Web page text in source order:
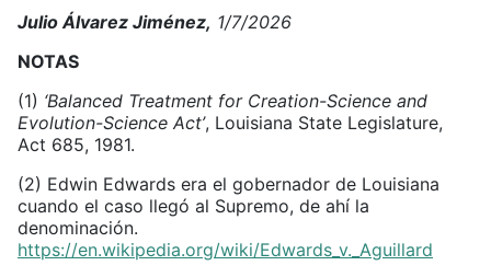
Julio Álvarez Jiménez, 1/7/2026
NOTAS
(1) ‘Balanced Treatment for Creation-Science and
Evolution-Science Act’, Louisiana State Legislature,
Act 685, 1981.
(2) Edwin Edwards era el gobernador de Louisiana
cuando el caso llegó al Supremo, de ahí la
denominación.
https://en.wikipedia.org/wiki/Edwards_v._Aguillard